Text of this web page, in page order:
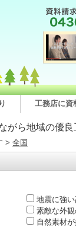
工務店に資
がら地域の優
> 全国
地震に強
素敵な外観
自然素材が